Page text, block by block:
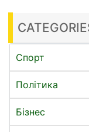
Спорт
Політика
Бізнес